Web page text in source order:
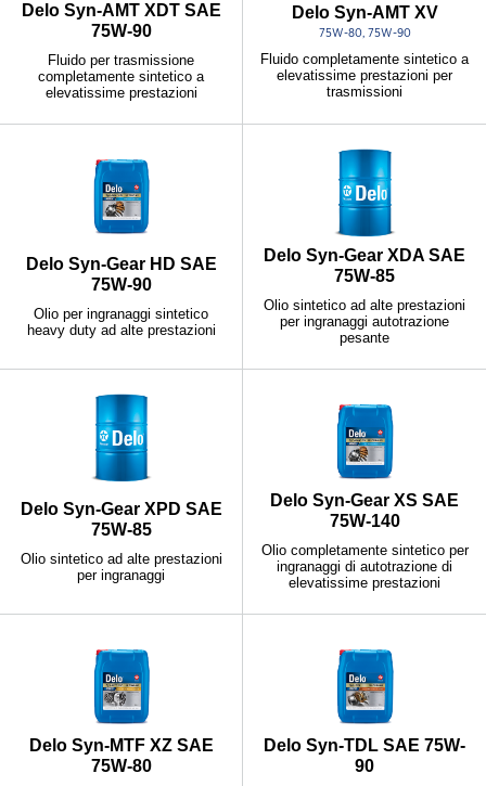
Delo Syn-AMT XDT SAE
75W-90
Fluido per trasmissione
completamente sintetico a
elevatissime prestazioni
Delo Syn-AMT XV
75W-80, 75W-90
Fluido completamente sintetico a
elevatissime prestazioni per
trasmissioni
Delo Syn-Gear HD SAE
75W-90
Olio per ingranaggi sintetico
heavy duty ad alte prestazioni
Delo Syn-Gear XDA SAE
75W-85
Olio sintetico ad alte prestazioni
per ingranaggi autotrazione
pesante
Delo Syn-Gear XPD SAE
75W-85
Olio sintetico ad alte prestazioni
per ingranaggi
Delo Syn-Gear XS SAE
75W-140
Olio completamente sintetico per
ingranaggi di autotrazione di
elevatissime prestazioni
Delo Syn-MTF XZ SAE
75W-80
Delo Syn-TDL SAE 75W-
90